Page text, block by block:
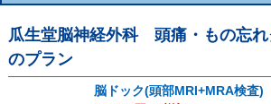
瓜生堂脳神経外科 頭痛・もの忘れ
のプラン
脳ドック(頭部MRI+MRA検査)